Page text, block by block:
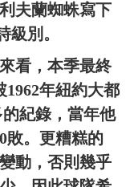
夫蘭蜘蛛寫下
級別。
看，本季最終
1962年紐約大都
紀錄，當年他
敗。更糟糕的
動，否則幾乎